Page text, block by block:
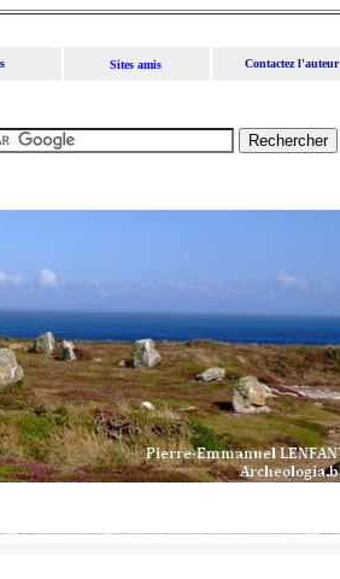
Sites amis Contactez l'auteur